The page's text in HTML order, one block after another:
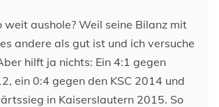
weit aushole? Weil seine Bilanz mit
andere als gut ist und ich versuche
hilft ja nichts: Ein 4:1 gegen
ein 0:4 gegen den KSC 2014 und
in Kaiserslautern 2015. So